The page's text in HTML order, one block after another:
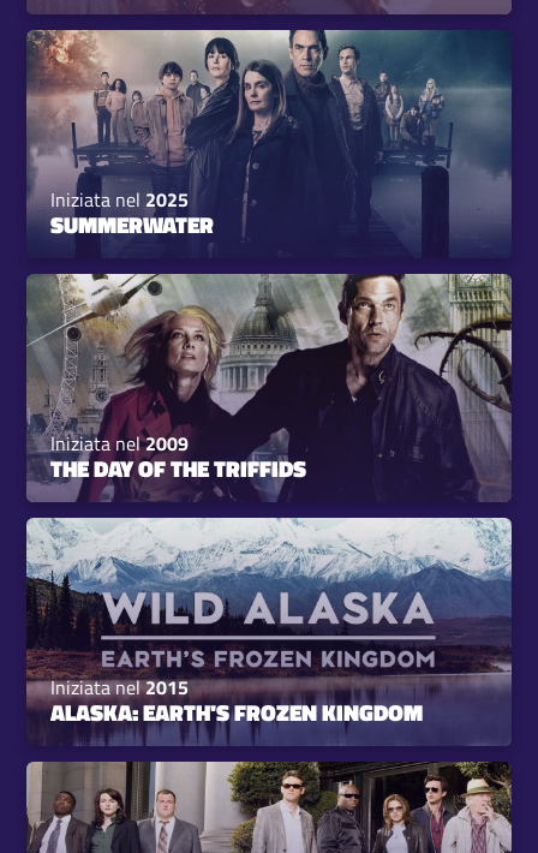
Iniziata nel 2025
SUMMERWATER
Iniziata nel2009
THE DAY OF THE TRIFFIDS
Iniziata nel2015
ALASKA: EARTH'S FROZEN KINGDOM